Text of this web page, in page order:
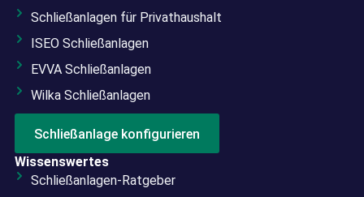
Schließanlagen für Privathaushalt
ISEO Schließanlagen
EVVA Schließanlagen
Wilka Schließanlagen
Schließanlage konfigurieren
Wissenswertes
Schließanlagen-Ratgeber